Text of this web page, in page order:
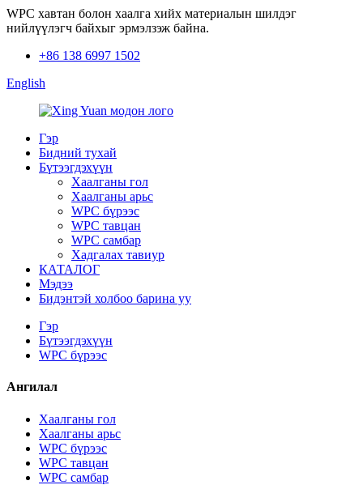
WPC хавтан болон хаалга хийх материалын шилдэг
нийлүүлэгч байхыг эрмэлзэж байна.
+86 138 6997 1502
English
Гэр
Бидний тухай
Бүтээгдэхүүн
Хаалганы гол
Хаалганы арьс
WPC бүрээс
WPC тавцан
WPC самбар
Хадгалах тавиур
КАТАЛОГ
Мэдээ
Бидэнтэй холбоо барина уу
Гэр
Бүтээгдэхүүн
WPC бүрээс
Ангилал
Хаалганы гол
Хаалганы арьс
WPC бүрээс
WPC тавцан
WPC самбар